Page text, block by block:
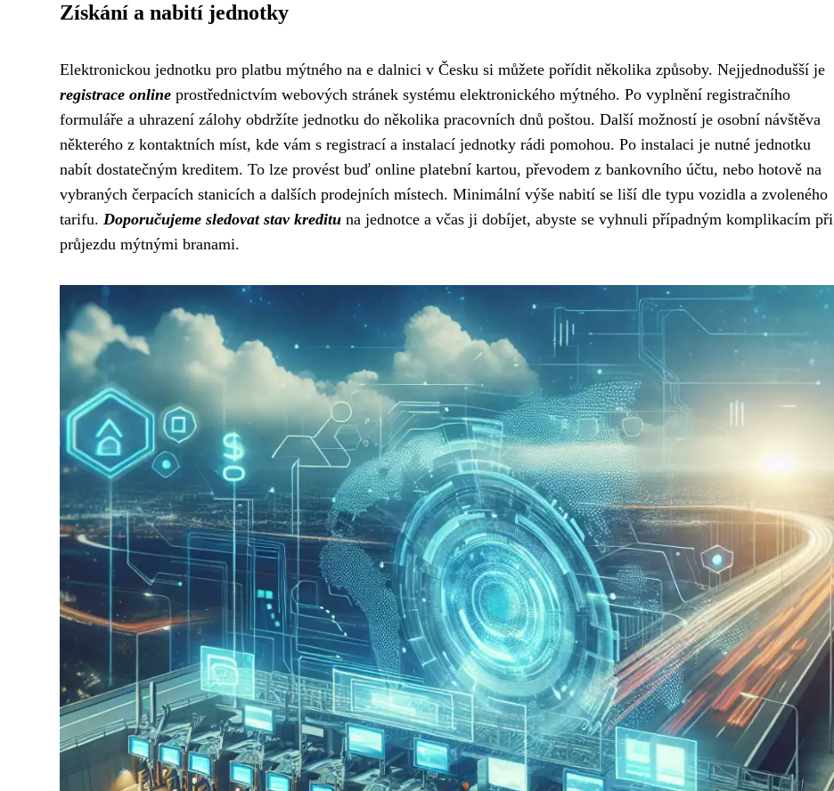
Získání a nabití jednotky
Elektronickou jednotku pro platbu mýtného na e dalnici v Česku si můžete pořídit několika způsoby. Nejjednodušší je
registrace online prostřednictvím webových stránek systému elektronického mýtného. Po vyplnění registračního
formuláře a uhrazení zálohy obdržíte jednotku do několika pracovních dnů poštou. Další možností je osobní návštěva
některého z kontaktních míst, kde vám s registrací a instalací jednotky rádi pomohou. Po instalaci je nutné jednotku
nabít dostatečným kreditem. To lze provést buď online platební kartou, převodem z bankovního účtu, nebo hotově na
vybraných čerpacích stanicích a dalších prodejních místech. Minimální výše nabití se liší dle typu vozidla a zvoleného
tarifu. Doporučujeme sledovat stav kreditu na jednotce a včas ji dobíjet, abyste se vyhnuli případným komplikacím při
průjezdu mýtnými branami.